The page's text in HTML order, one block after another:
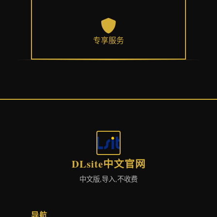
专享服务
DLsite中文官网
中文版,导入,不收费